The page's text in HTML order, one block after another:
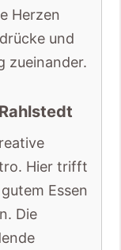
Herzen
und
zueinander.
Hier trifft
Essen
Die